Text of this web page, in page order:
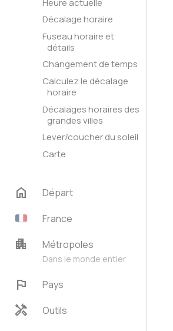
Décalage horaire
Fuseau horaire et
détails
Changement de temps
Calculez le décalage
horaire
Décalages horaires des
grandes villes
Lever/coucher du soleil
Carte
home
Départ
France
apartment Métropoles
Dans le monde entier
flag Pays
handyman Outils